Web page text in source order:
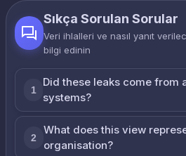
Sıkça Sorulan Sorular
Veri ihlalleri ve nasıl yanıt
bilgi edinin
1
Did these leaks come from
systems?
2
What does this view
organisation?